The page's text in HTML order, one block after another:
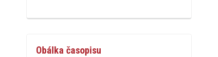
Obálka časopisu